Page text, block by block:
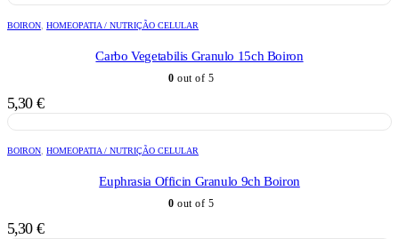
BOIRON, HOMEOPATIA / NUTRIÇÃO CELULAR
Carbo Vegetabilis Granulo 15ch Boiron
0 out of 5
5,30 €
BOIRON, HOMEOPATIA / NUTRIÇÃO CELULAR
Euphrasia Officin Granulo 9ch Boiron
0 out of 5
5,30 €